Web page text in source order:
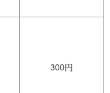
300円